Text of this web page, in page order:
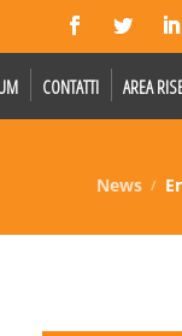
CONTATTI AREA
News